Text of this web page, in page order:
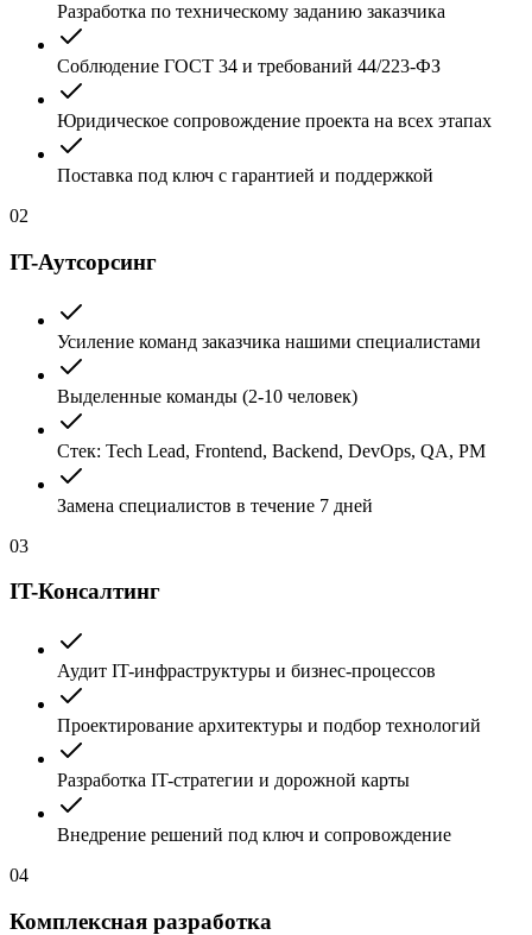
Разработка по техническому заданию заказчика
Соблюдение ГОСТ 34 и требований 44/223-ФЗ
Юридическое сопровождение проекта на всех этапах
Поставка под ключ с гарантией и поддержкой
02
IT-Аутсорсинг
Усиление команд заказчика нашими специалистами
Выделенные команды (2-10 человек)
Стек: Tech Lead, Frontend, Backend, DevOps, QA, PM
Замена специалистов в течение 7 дней
03
IT-Консалтинг
Аудит IT-инфраструктуры и бизнес-процессов
Проектирование архитектуры и подбор технологий
Разработка IT-стратегии и дорожной карты
Внедрение решений под ключ и сопровождение
04
Комплексная разработка